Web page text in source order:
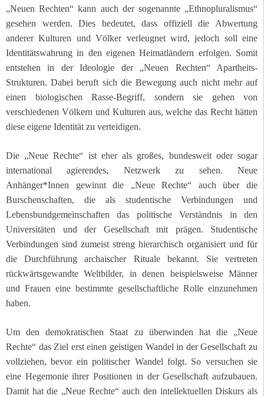
„Neuen Rechten“ kann auch der sogenannte „Ethnopluralismus“
gesehen werden. Dies bedeutet, dass offiziell die Abwertung
anderer Kulturen und Völker verleugnet wird, jedoch soll eine
Identitätswahrung in den eigenen Heimatländern erfolgen. Somit
entstehen in der Ideologie der „Neuen Rechten“ Apartheits-
Strukturen. Dabei beruft sich die Bewegung auch nicht mehr auf
einen biologischen Rasse-Begriff, sondern sie gehen von
verschiedenen Völkern und Kulturen aus, welche das Recht hätten
diese eigene Identität zu verteidigen.
Die „Neue Rechte“ ist eher als großes, bundesweit oder sogar
international agierendes, Netzwerk zu sehen. Neue
Anhänger*Innen gewinnt die „Neue Rechte“ auch über die
Burschenschaften, die als studentische Verbindungen und
Lebensbundgemeinschaften das politische Verständnis in den
Universitäten und der Gesellschaft mit prägen. Studentische
Verbindungen sind zumeist streng hierarchisch organisiert und für
die Durchführung archaischer Rituale bekannt. Sie vertreten
rückwärtsgewandte Weltbilder, in denen beispielsweise Männer
und Frauen eine bestimmte gesellschaftliche Rolle einzunehmen
haben.
Um den demokratischen Staat zu überwinden hat die „Neue
Rechte“ das Ziel erst einen geistigen Wandel in der Gesellschaft zu
vollziehen, bevor ein politischer Wandel folgt. So versuchen sie
eine Hegemonie ihrer Positionen in der Gesellschaft aufzubauen.
Damit hat die „Neue Rechte“ auch den intellektuellen Diskurs als